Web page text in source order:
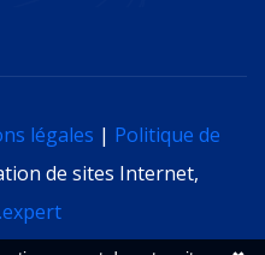
légales | Politique de
de sites Internet,